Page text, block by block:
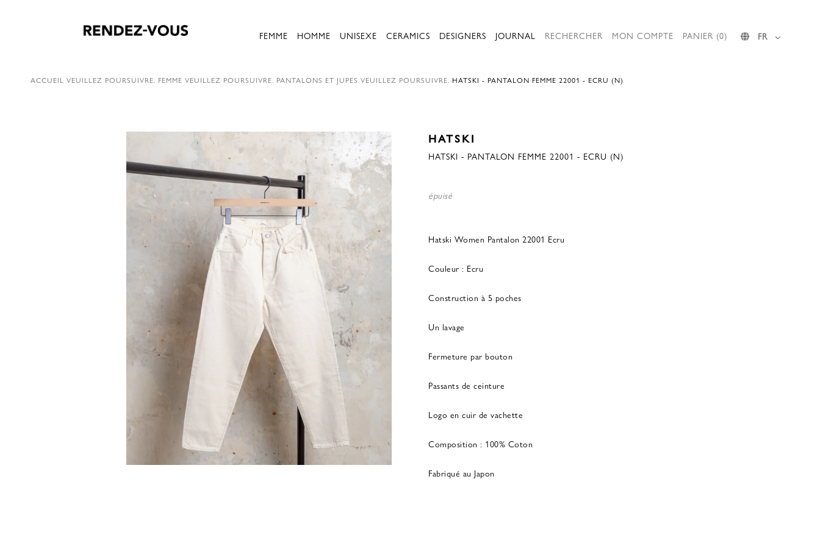
FEMME HOMME UNISEXE CERAMICS DESIGNERS JOURNAL RECHERCHER MON COMPTE PANIER (0) FR
ACCUEIL VEUILLEZ POURSUIVRE. FEMME VEUILLEZ POURSUIVRE. PANTALONS ET JUPES VEUILLEZ POURSUIVRE. HATSKI - PANTALON FEMME 22001 - ECRU (N)
HATSKI
HATSKI - PANTALON FEMME 22001 - ECRU (N)
épuisé
Hatski Women Pantalon 22001 Ecru
Couleur : Ecru
Construction à 5 poches
Un lavage
Fermeture par bouton
Passants de ceinture
Logo en cuir de vachette
Composition : 100% Coton
Fabriqué au Japon